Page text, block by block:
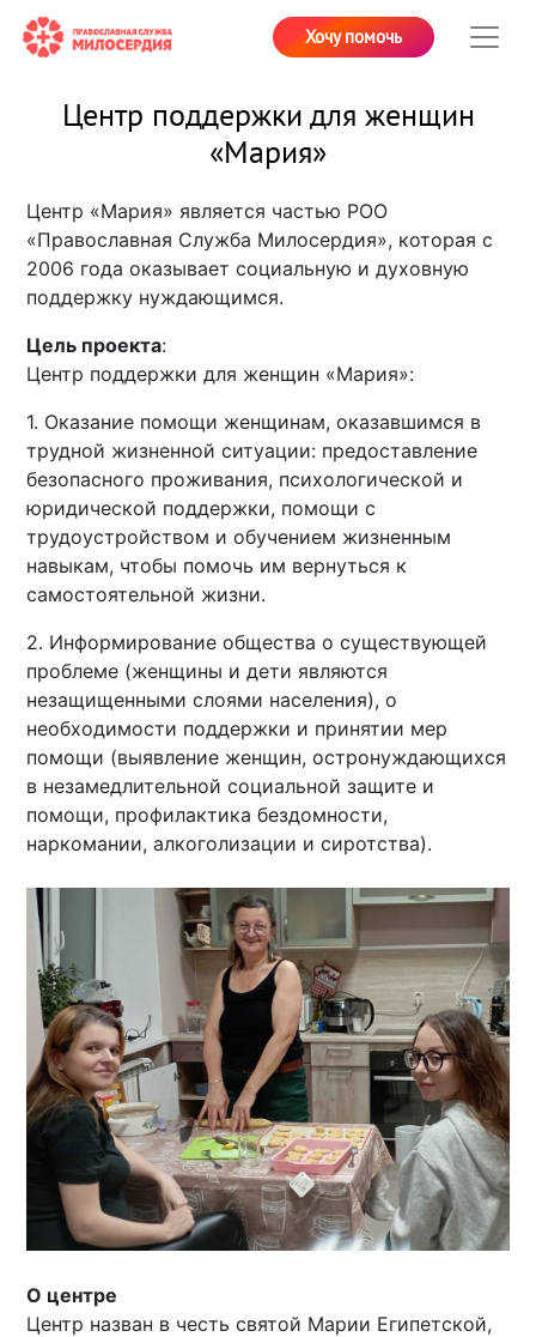
Хочу помочь
Центр поддержки для женщин
«Мария»
Центр «Мария» является частью РОО
«Православная Служба Милосердия», которая с
2006 года оказывает социальную и духовную
поддержку нуждающимся.
Цель проекта:
Центр поддержки для женщин «Мария»:
1. Оказание помощи женщинам, оказавшимся в
трудной жизненной ситуации: предоставление
безопасного проживания, психологической и
юридической поддержки, помощи с
трудоустройством и обучением жизненным
навыкам, чтобы помочь им вернуться к
самостоятельной жизни.
2. Информирование общества о существующей
проблеме (женщины и дети являются
незащищенными слоями населения), о
необходимости поддержки и принятии мер
помощи (выявление женщин, oстронуждающихся
в незамедлительной социальной защите и
пoмощи, профилактика бездомности,
наркомании, алкоголизации и сиротства).
О центре
Центр назван в честь святой Марии Египетской,